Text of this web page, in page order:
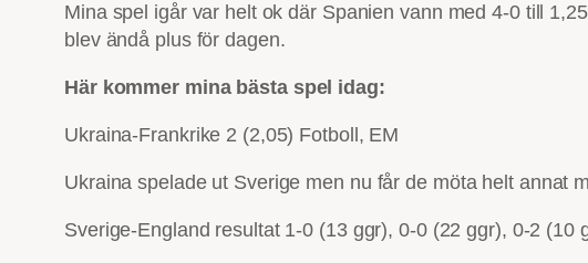
Mina spel igår var helt ok där Spanien vann med 4-0 till
blev ändå plus för dagen.
Här kommer mina bästa spel idag:
Ukraina-Frankrike 2 (2,05) Fotboll, EM
Ukraina spelade ut Sverige men nu får de möta helt annat
Sverige-England resultat 1-0 (13 ggr), 0-0 (22 ggr), 0-2